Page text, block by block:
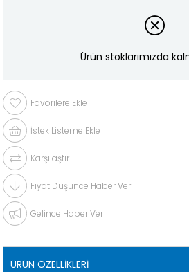
Ürün stoklarımızda
Favorilere Ekle
İstek Listeme Ekle
Karşılaştır
Fiyat Düşünce Haber Ver
Gelince Haber Ver
ÜRÜN ÖZELLIKLERI